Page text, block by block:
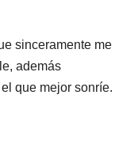
sinceramente me
además
que mejor sonríe.